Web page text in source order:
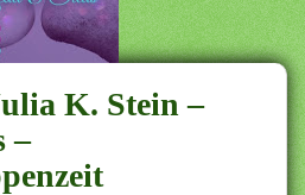
K. Stein –
–